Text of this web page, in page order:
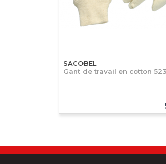
SACOBEL
Gant de travail en cotton